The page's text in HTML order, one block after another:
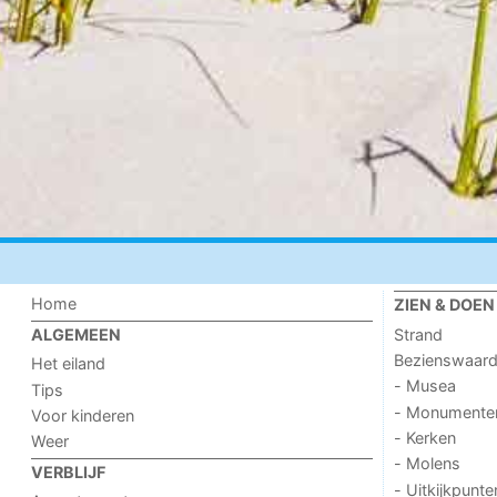
Home
ALGEMEEN
Het eiland
Tips
Voor kinderen
Weer
VERBLIJF
ZIEN & DOEN
Strand
- Musea
-
- Kerken
- Molens
-